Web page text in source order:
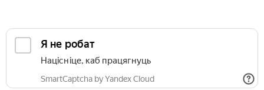
Я не робат
Націсніце, каб працягнуць
SmartCaptcha by Yandex Cloud